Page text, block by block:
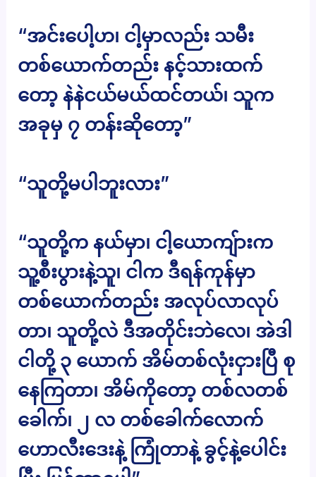
“အင်းပေါ့ဟ၊ ငါ့မှာလည်း သမီး
တစ်ယောက်တည်း နင့်သားထက်
တော့ နဲနဲငယ်မယ်ထင်တယ်၊ သူက
အခုမှ ၇ တန်းဆိုတော့”
“သူတို့မပါဘူးလား”
“သူတို့က နယ်မှာ၊ ငါ့ယောကျ်ားက
သူ့စီးပွားနဲ့သူ၊ ငါက ဒီရန်ကုန်မှာ
တစ်ယောက်တည်း အလုပ်လာလုပ်
တာ၊ သူတို့လဲ ဒီအတိုင်းဘဲလေ၊ အဲဒါ
ငါတို့ ၃ ယောက် အိမ်တစ်လုံးငှားပြီ စု
နေကြတာ၊ အိမ်ကိုတော့ တစ်လတစ်
ခေါက်၊ ၂ လ တစ်ခေါက်လောက်
ဟောလီးဒေးနဲ့ ကြုံတာနဲ့ ခွင့်နဲ့ပေါင်း